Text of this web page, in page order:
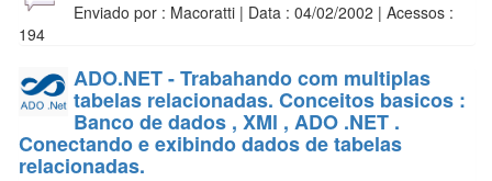
Enviado por : Macoratti | Data : 04/02/2002 | Acessos :
194
ADO.NET - Trabahando com multiplas
tabelas relacionadas. Conceitos basicos :
Banco de dados , XMl , ADO .NET .
Conectando e exibindo dados de tabelas
relacionadas.